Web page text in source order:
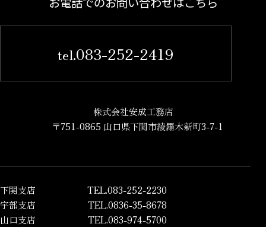
tel.083-252-2419
株式会社安成工務店
〒751-0865 山口県下関市綾羅木新町3-7-1
下関支店
TEL.083-252-2230
宇部支店
TEL.0836-35-8678
山口支店
TEL.083-974-5700